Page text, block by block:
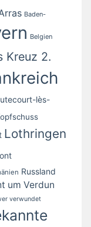
Baden-
Belgien
Kreuz 2.
lès-
Lothringen
Russland
um Verdun
verwundet